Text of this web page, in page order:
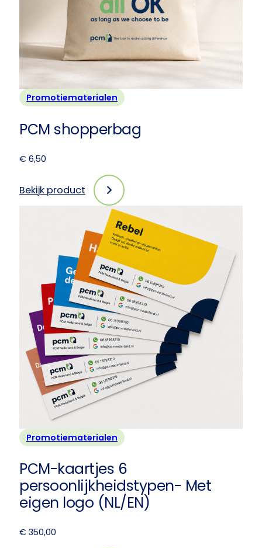
Promotiematerialen
PCM shopperbag
€ 6,50
Bekijk product
:
shopperbag
Promotiematerialen
PCM-kaartjes 6
persoonlijkheidstypen- Met
eigen logo (NL/EN)
€ 350,00